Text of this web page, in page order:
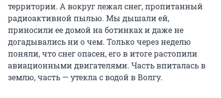
территории. А вокруг лежал снег, пропитанный
радиоактивной пылью. Мы дышали ей,
приносили ее домой на ботинках и даже не
догадывались ни о чем. Только через неделю
поняли, что снег опасен, его в итоге растопили
авиационными двигателями. Часть впиталась в
землю, часть — утекла с водой в Волгу.